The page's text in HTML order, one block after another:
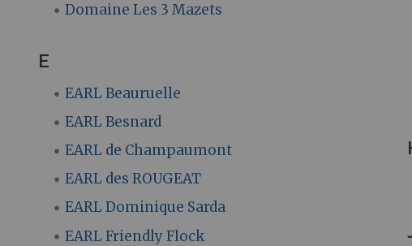
Domaine Les 3 Mazets
E
EARL Beauruelle
EARL Besnard
EARL de Champaumont
EARL des ROUGEAT
EARL Dominique Sarda
EARL Friendly Flock